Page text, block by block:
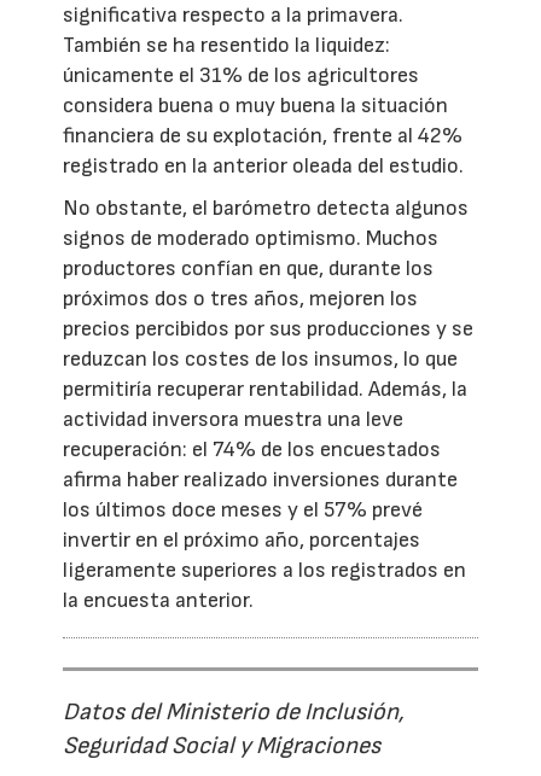
significativa respecto a la primavera.
También se ha resentido la liquidez:
únicamente el 31% de los agricultores
considera buena o muy buena la situación
financiera de su explotación, frente al 42%
registrado en la anterior oleada del estudio.
No obstante, el barómetro detecta algunos
signos de moderado optimismo. Muchos
productores confían en que, durante los
próximos dos o tres años, mejoren los
precios percibidos por sus producciones y se
reduzcan los costes de los insumos, lo que
permitiría recuperar rentabilidad. Además, la
actividad inversora muestra una leve
recuperación: el 74% de los encuestados
afirma haber realizado inversiones durante
los últimos doce meses y el 57% prevé
invertir en el próximo año, porcentajes
ligeramente superiores a los registrados en
la encuesta anterior.
Datos del Ministerio de Inclusión,
Seguridad Social y Migraciones